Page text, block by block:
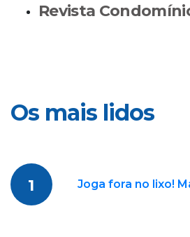
Revista
Os mais lidos
1 Joga fora no lixo!